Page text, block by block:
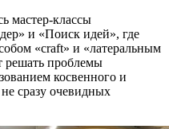
мастер-классы
и «Поиск идей», где
«craft» и «латеральным
решать проблемы
косвенного и
сразу очевидных